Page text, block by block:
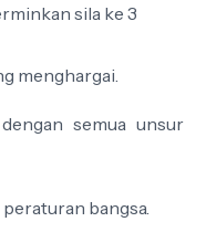
sila ke 3
menghargai.
semua unsur
bangsa.